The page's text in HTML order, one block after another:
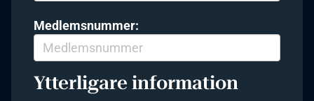
Medlemsnummer:
Ytterligare information